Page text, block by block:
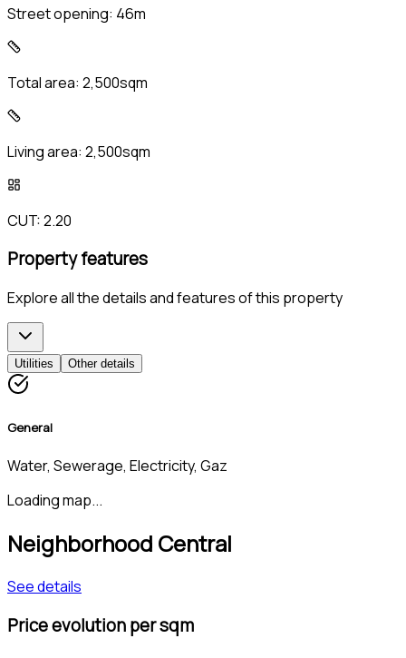
Street opening: 46m
Total area: 2,500sqm
Living area: 2,500sqm
CUT:2.20
Property features
Explore all the details and features of this property
Utilities Other details
General
Water, Sewerage, Electricity, Gaz
Loading map...
Neighborhood Central
See details
Price evolution per sqm